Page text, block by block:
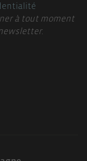
à tout moment